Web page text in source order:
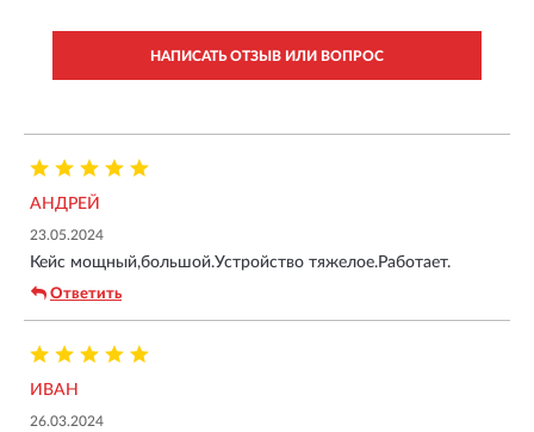
НАПИСАТЬ ОТЗЫВ ИЛИ ВОПРОС
АНДРЕЙ
23.05.2024
Кейс мощный,большой.Устройство тяжелое.Работает.
Ответить
ИВАН
26.03.2024